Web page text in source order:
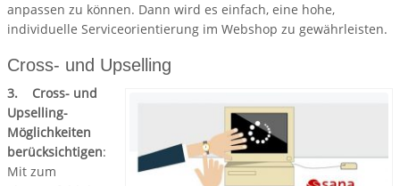
anpassen zu können. Dann wird es einfach, eine hohe,
individuelle Serviceorientierung im Webshop zu gewährleisten.
Cross- und Upselling
3. Cross- und
Upselling-
Möglichkeiten
berücksichtigen:
Mit zum